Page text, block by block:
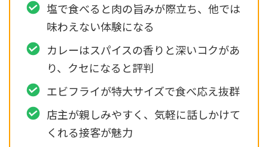
塩で食べると肉の旨みが際立ち、他では
味わえない体験になる
カレーはスパイスの香りと深いコクがあ
り、クセになると評判
エビフライが特大サイズで食べ応え抜群
店主が親しみやすく、気軽に話しかけて
くれる接客が魅力